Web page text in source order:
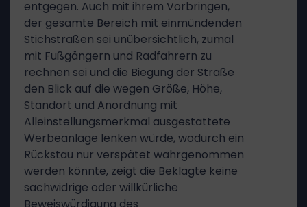
entgegen. Auch mit ihrem Vorbringen,
der gesamte Bereich mit einmündenden
Stichstraßen sei unübersichtlich, zumal
mit Fußgängern und Radfahrern zu
rechnen sei und die Biegung der Straße
den Blick auf die wegen Größe, Höhe,
Standort und Anordnung mit
Alleinstellungsmerkmal ausgestattete
Werbeanlage lenken würde, wodurch ein
Rückstau nur verspätet wahrgenommen
werden könnte, zeigt die Beklagte keine
sachwidrige oder willkürliche